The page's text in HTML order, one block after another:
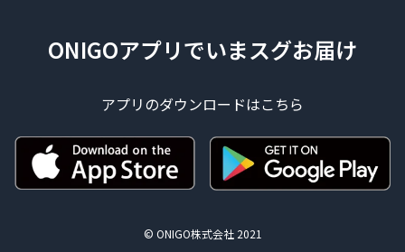
ONIGOアプリでいまスグお届け
アプリのダウンロードはこちら
© ONIGO株式会社 2021